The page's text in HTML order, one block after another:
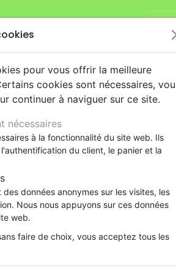
Je
La Maison de la Bible Suisse
Bibles
Etude biblique
NEG
Bandes dessinées
Souffrance, Relation d'aide
Santé
Événements actuels
Découverte de la foi
Souffrance, Relation d'aide
Psychologie
Adolescents, jeunes
Rap, Hip-hop
Louange, Adoration
Hardrock, Métal
Films, fiction
Jeux
louange [CD]
Glorious
REJ1072 EAN 3760040710723
pour vous offrir la meilleure
cookies sont nécessaires,
continuer à naviguer sur ce site.
nécessaires
à la fonctionnalité du site web. Ils
du client, le panier et la
données anonymes sur les visites, les
Nous nous appuyons sur ces données
web.
faire de choix, vous acceptez tous les